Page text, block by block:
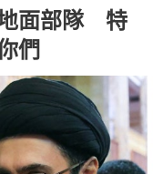
面部隊 特
們